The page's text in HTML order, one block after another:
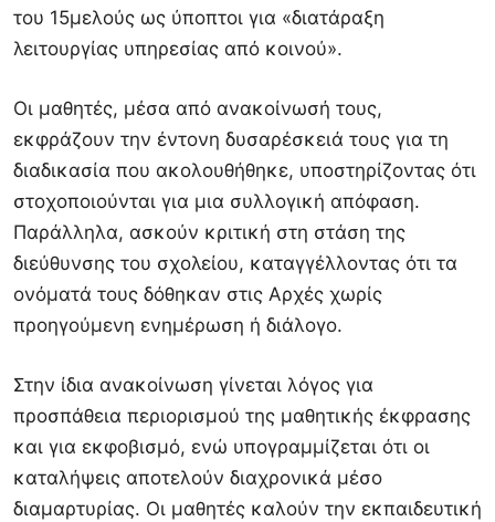
του 15μελούς ως ύποπτοι για «διατάραξη
λειτουργίας υπηρεσίας από κοινού».
Οι μαθητές, μέσα από ανακοίνωσή τους,
εκφράζουν την έντονη δυσαρέσκειά τους για τη
διαδικασία που ακολουθήθηκε, υποστηρίζοντας ότι
στοχοποιούνται για μια συλλογική απόφαση.
Παράλληλα, ασκούν κριτική στη στάση της
διεύθυνσης του σχολείου, καταγγέλλοντας ότι τα
ονόματά τους δόθηκαν στις Αρχές χωρίς
προηγούμενη ενημέρωση ή διάλογο.
Στην ίδια ανακοίνωση γίνεται λόγος για
προσπάθεια περιορισμού της μαθητικής έκφρασης
και για εκφοβισμό, ενώ υπογραμμίζεται ότι οι
καταλήψεις αποτελούν διαχρονικά μέσο
διαμαρτυρίας. Οι μαθητές καλούν την εκπαιδευτική